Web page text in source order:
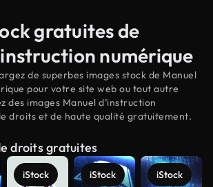
gratuites de
numérique
de superbes images stock de Manuel
pour votre site web ou tout autre
des images Manuel d’instruction
droits et de haute qualité gratuitement.
droits gratuites
iStock iStock iStock